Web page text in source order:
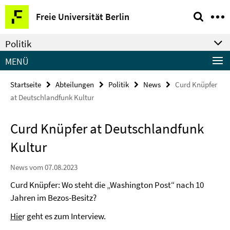
Springe
direkt
zu
Inhalt
Freie Universität Berlin
Service-
Navigation
Politik
MENÜ
Startseite Abteilungen Politik News
Curd Knüpfer
at Deutschlandfunk Kultur
Curd Knüpfer at Deutschlandfunk
Kultur
News vom 07.08.2023
Curd Knüpfer: Wo steht die „Washington Post“ nach 10
Jahren im Bezos-Besitz?
Hier geht es zum Interview.